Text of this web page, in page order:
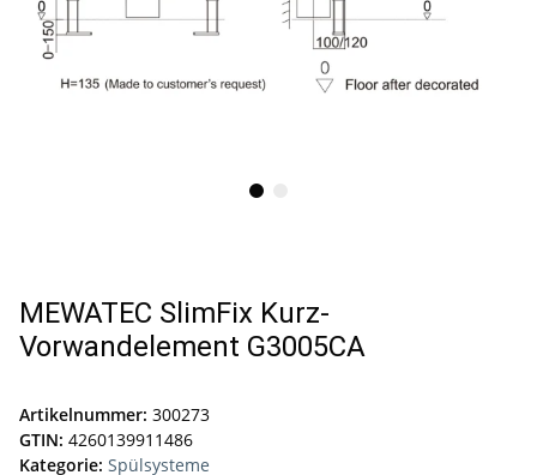
MEWATEC SlimFix Kurz-
Vorwandelement G3005CA
Artikelnummer: 300273
GTIN: 4260139911486
Kategorie: Spülsysteme